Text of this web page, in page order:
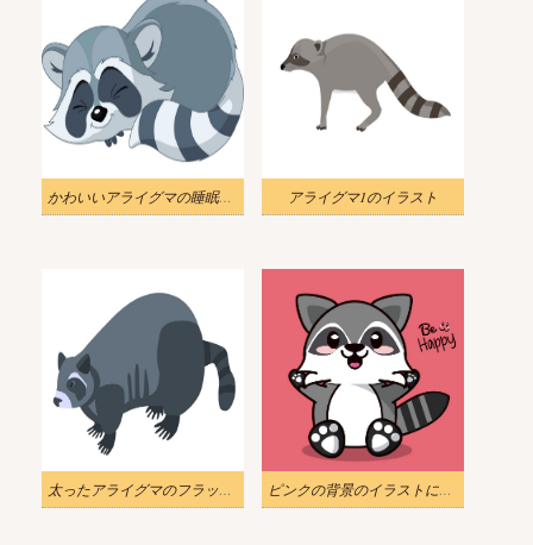
かわいいアライグマの睡眠イラスト アライグマ1のイラスト
太ったアライグマのフラットデザインイラスト ピンクの背景のイラストにかわいいアライグマ